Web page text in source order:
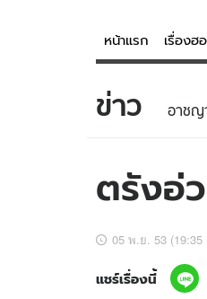
หน้าแรก เรื่องฮ
ข่าว
ข่าวบันเทิง
อัปเดตจีน
ข่าว อาชญ
ตรังอ่
05 พ.ย. 53 (19:35
แชร์เรื่องนี้